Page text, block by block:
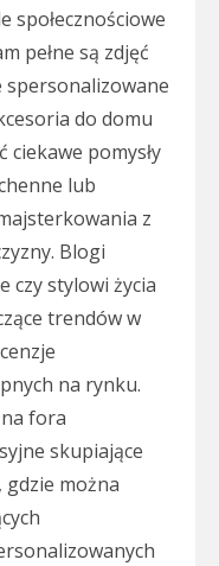
społecznościowe
pełne są zdjęć
do domu
ciekawe pomysły
lub
z
Blogi
czy stylowi życia
trendów w
na rynku.
fora
skupiające
można